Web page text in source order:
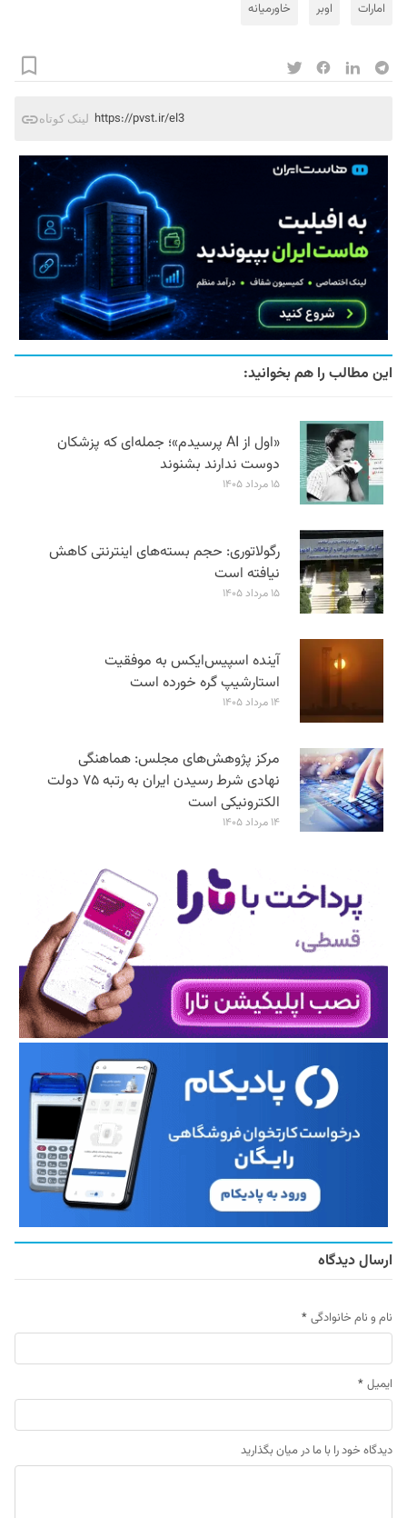
امارات اوبر خاورمیانه
لینک کوتاه https://pvst.ir/el3
این مطالب را هم بخوانید:
«اول از AI پرسیدم»؛ جمله‌ای که پزشکان
دوست ندارند بشنوند
۱۵ مرداد ۱۴۰۵
رگولاتوری: حجم بسته‌های اینترنتی کاهش
نیافته است
۱۵ مرداد ۱۴۰۵
آینده اسپیس‌ایکس به موفقیت
استارشیپ گره خورده است
۱۴ مرداد ۱۴۰۵
مرکز پژوهش‌های مجلس: هماهنگی
نهادی شرط رسیدن ایران به رتبه ۷۵ دولت
الکترونیکی است
۱۴ مرداد ۱۴۰۵
ارسال دیدگاه
نام و نام خانوادگی *
ایمیل *
دیدگاه خود را با ما در میان بگذارید